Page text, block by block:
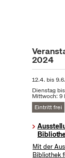
2024
12.4. bis
Dienstag
Mittwoch: 9
Eintritt frei
Mit der
Bibliothek